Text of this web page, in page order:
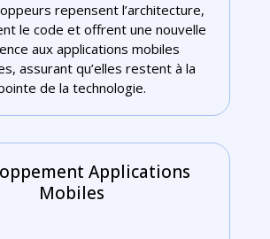
repensent l’architecture,
le code et offrent une nouvelle
aux applications mobiles
assurant qu’elles restent à la
de la technologie.
Applications
Mobiles